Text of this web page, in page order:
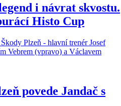
i návrat skvostu.
Histo Cup
povede Jandač s